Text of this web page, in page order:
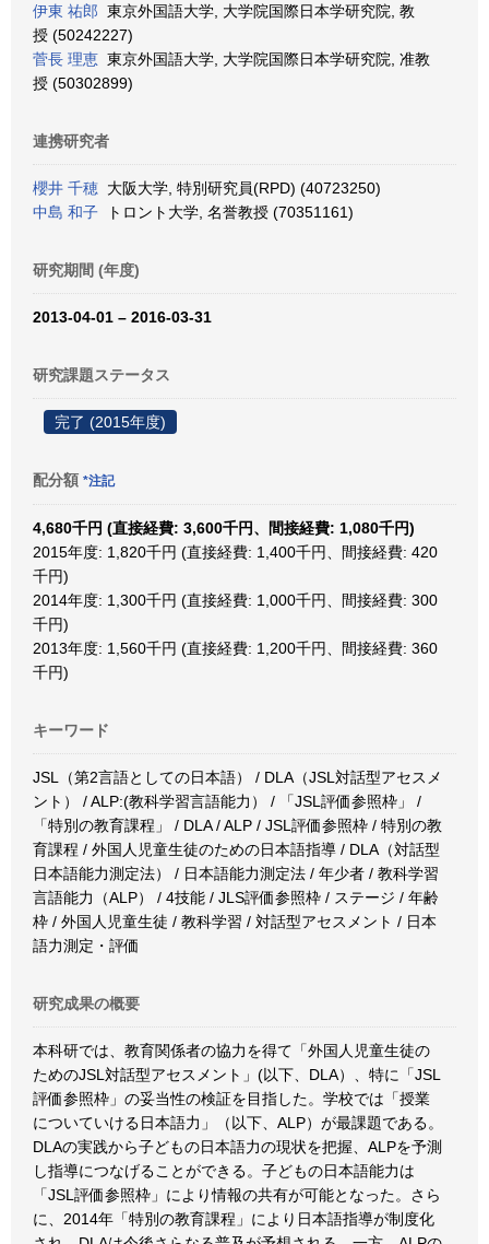
伊東 祐郎 東京外国語大学, 大学院国際日本学研究院, 教
授 (50242227)
菅長 理恵 東京外国語大学, 大学院国際日本学研究院, 准教
授 (50302899)
連携研究者
櫻井 千穂 大阪大学, 特別研究員(RPD) (40723250)
中島 和子 トロント大学, 名誉教授 (70351161)
研究期間 (年度)
2013-04-01 – 2016-03-31
研究課題ステータス
完了 (2015年度)
配分額 *注記
4,680千円 (直接経費: 3,600千円、間接経費: 1,080千円)
2015年度: 1,820千円 (直接経費: 1,400千円、間接経費: 420
千円)
2014年度: 1,300千円 (直接経費: 1,000千円、間接経費: 300
千円)
2013年度: 1,560千円 (直接経費: 1,200千円、間接経費: 360
千円)
キーワード
JSL（第2言語としての日本語） / DLA（JSL対話型アセスメ
ント） / ALP:(教科学習言語能力） / 「JSL評価参照枠」 /
「特別の教育課程」 / DLA / ALP / JSL評価参照枠 / 特別の教
育課程 / 外国人児童生徒のための日本語指導 / DLA（対話型
日本語能力測定法） / 日本語能力測定法 / 年少者 / 教科学習
言語能力（ALP） / 4技能 / JLS評価参照枠 / ステージ / 年齢
枠 / 外国人児童生徒 / 教科学習 / 対話型アセスメント / 日本
語力測定・評価
研究成果の概要
本科研では、教育関係者の協力を得て「外国人児童生徒の
ためのJSL対話型アセスメント」(以下、DLA）、特に「JSL
評価参照枠」の妥当性の検証を目指した。学校では「授業
についていける日本語力」（以下、ALP）が最課題である。
DLAの実践から子どもの日本語力の現状を把握、ALPを予測
し指導につなげることができる。子どもの日本語能力は
「JSL評価参照枠」により情報の共有が可能となった。さら
に、2014年「特別の教育課程」により日本語指導が制度化